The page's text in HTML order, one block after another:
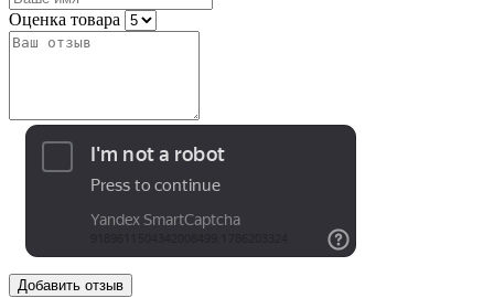
Оценка товара
Добавить отзыв